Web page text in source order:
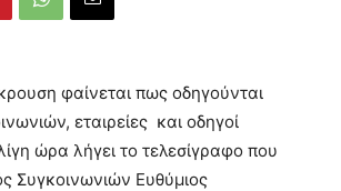
φαίνεται πως οδηγούνται
εταιρείες και οδηγοί
ώρα λήγει το τελεσίγραφο που
Συγκοινωνιών Ευθύμιος